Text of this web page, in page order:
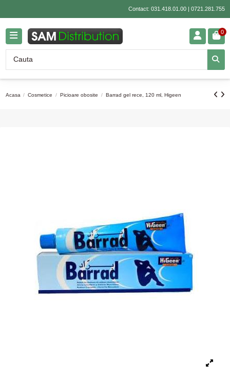
Contact: 031.418.01.00| 0721.281.755
0
Acasa Cosmetice Picioare obosite Barrad gel rece, 120 ml, Higeen